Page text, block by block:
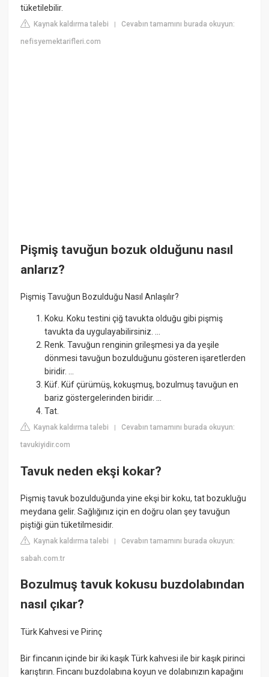
tüketilebilir.
Kaynak kaldırma talebi |Cevabın tamamını burada okuyun:
nefisyemektarifleri.com
Pişmiş tavuğun bozuk olduğunu nasıl
anlarız?
Pişmiş Tavuğun Bozulduğu Nasıl Anlaşılır?
Koku. Koku testini çiğ tavukta olduğu gibi pişmiş
tavukta da uygulayabilirsiniz. ...
Renk. Tavuğun renginin grileşmesi ya da yeşile
dönmesi tavuğun bozulduğunu gösteren işaretlerden
biridir. ...
Küf. Küf çürümüş, kokuşmuş, bozulmuş tavuğun en
bariz göstergelerinden biridir. ...
Tat.
Kaynak kaldırma talebi |Cevabın tamamını burada okuyun:
tavukiyidir.com
Tavuk neden ekşi kokar?
Pişmiş tavuk bozulduğunda yine ekşi bir koku, tat bozukluğu
meydana gelir. Sağlığınız için en doğru olan şey tavuğun
piştiği gün tüketilmesidir.
Kaynak kaldırma talebi |Cevabın tamamını burada okuyun:
sabah.com.tr
Bozulmuş tavuk kokusu buzdolabından
nasıl çıkar?
Türk Kahvesi ve Pirinç
Bir fincanın içinde bir iki kaşık Türk kahvesi ile bir kaşık pirinci
karıştırın. Fincanı buzdolabına koyun ve dolabınızın kapağını